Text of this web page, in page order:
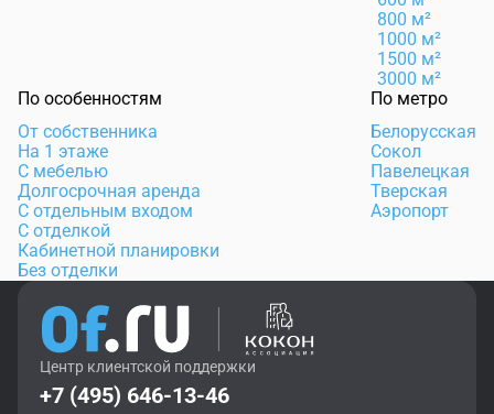
800 м²
1000 м²
1500 м²
3000 м²
По особенностям
От собственника
На 1 этаже
С мебелью
Долгосрочная аренда
С отдельным входом
С отделкой
Кабинетной планировки
Без отделки
По метро
Белорусская
Сокол
Павелецкая
Тверская
Аэропорт
Центр клиентской поддержки
+7 (495) 646-13-46